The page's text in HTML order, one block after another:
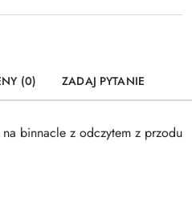
(0) ZADAJ PYTANIE
binnacle z odczytem z przodu